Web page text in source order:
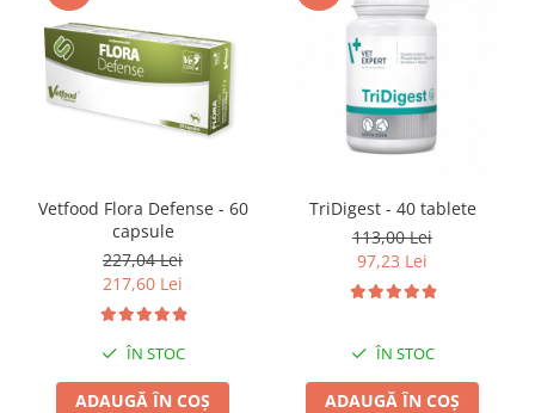
Vetfood Flora Defense - 60
capsule
227,04 Lei
217,60 Lei
ÎN STOC
ADAUGĂ ÎN COȘ
TriDigest - 40 tablete
113,00 Lei
97,23 Lei
ÎN STOC
ADAUGĂ ÎN COȘ